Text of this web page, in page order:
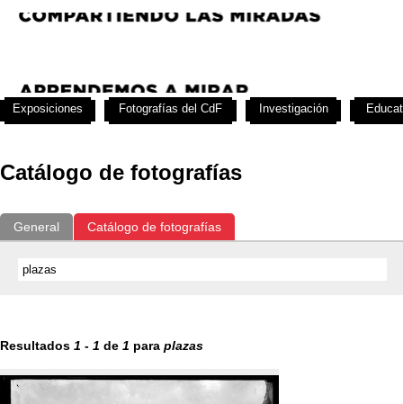
Catálogo de fotografías
General Catálogo de fotografías
Resultados 1 - 1 de 1 para plazas
Exposiciones Fotografías del CdF Investigación